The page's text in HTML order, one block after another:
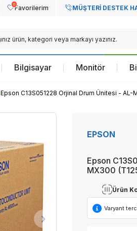
0Favorilerim MÜŞTERI DESTEK
Bilgisayar Monitör
Epson C13S051228 Orjinal Drum Ünitesi -
EPSON
Epson
MX300
Ürün
Varyant